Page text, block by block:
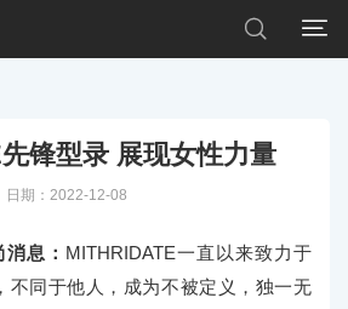


锋型录 展现女性力量
日期：2022-12-08
息： MITHRIDATE一直以来致力于
同于他人，成为不被定义，独一无